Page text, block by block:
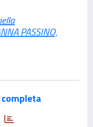
PASSINO,